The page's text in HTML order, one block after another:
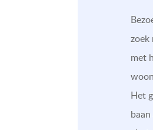
zoek
met
Het